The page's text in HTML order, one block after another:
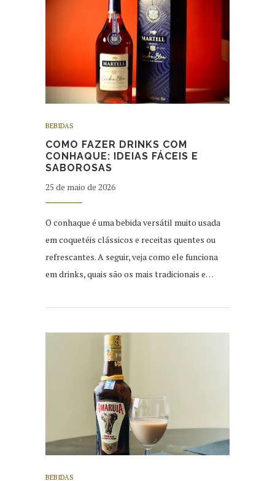
BEBIDAS
COMO FAZER DRINKS COM
CONHAQUE: IDEIAS FÁCEIS E
SABOROSAS
25 de maio de 2026
O conhaque é uma bebida versátil muito usada
em coquetéis clássicos e receitas quentes ou
refrescantes. A seguir, veja como ele funciona
em drinks, quais são os mais tradicionais e…
BEBIDAS